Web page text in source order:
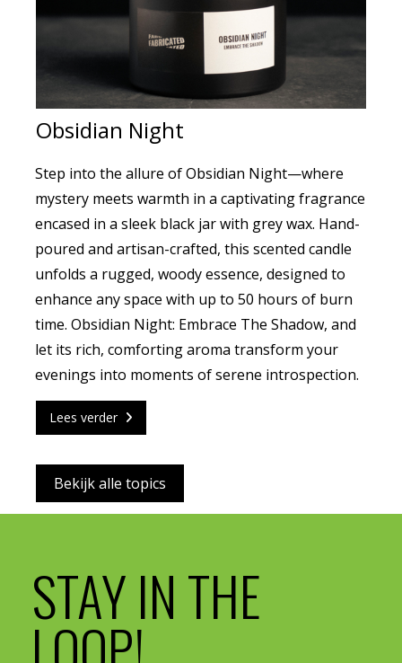
Obsidian Night
Step into the allure of Obsidian Night—where
mystery meets warmth in a captivating fragrance
encased in a sleek black jar with grey wax. Hand-
poured and artisan-crafted, this scented candle
unfolds a rugged, woody essence, designed to
enhance any space with up to 50 hours of burn
time. Obsidian Night: Embrace The Shadow, and
let its rich, comforting aroma transform your
evenings into moments of serene introspection.
Lees verder
Bekijk alle topics
STAY IN THE